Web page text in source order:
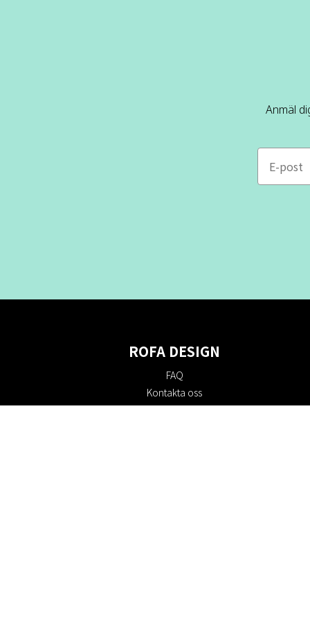
Anmäl
e-mail
ROFA DESIGN
FAQ
Kontakta oss
Om oss